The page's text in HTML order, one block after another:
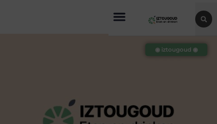
◉ iztougoud ◉